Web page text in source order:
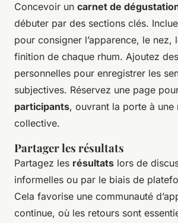
Concevoir un carnet de
débuter par des sections clés.
pour consigner l’apparence, le nez,
finition de chaque rhum. Ajoutez
personnelles pour enregistrer les
subjectives. Réservez une page
participants, ouvrant la porte à une
collective.
Partager les résultats
Partagez les résultats lors de
informelles ou par le biais de
Cela favorise une communauté
continue, où les retours sont